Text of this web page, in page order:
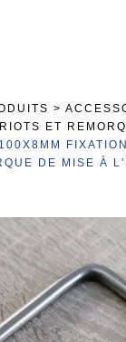
>
ET
DE MISE À